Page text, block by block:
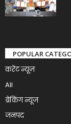
POPULAR
करेंट न्यूज़
All
ब्रेकिंग न्यूज
जनपद